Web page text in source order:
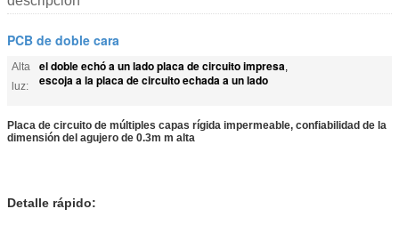
PCB de doble cara
Alta
luz:
el doble echó a un lado placa de circuito impresa,
escoja a la placa de circuito echada a un lado
Placa de circuito de múltiples capas rígida impermeable, confiabilidad de la
dimensión del agujero de 0.3m m alta
Detalle rápido: